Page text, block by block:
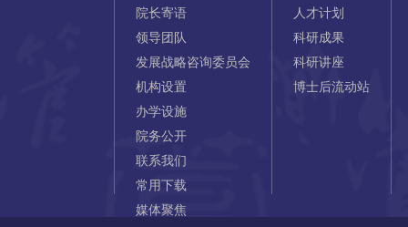
院长寄语
领导团队
发展战略咨询委员会
机构设置
办学设施
院务公开
联系我们
常用下载
媒体聚焦
人才计划
科研成果
科研讲座
博士后流动站